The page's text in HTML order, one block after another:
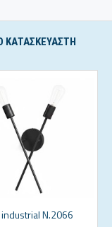
ΚΑΤΑΣΚΕΥΑΣΤΉ
industrial N.2066